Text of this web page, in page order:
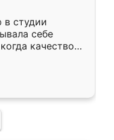
в студии
себе
качеством
уже почти